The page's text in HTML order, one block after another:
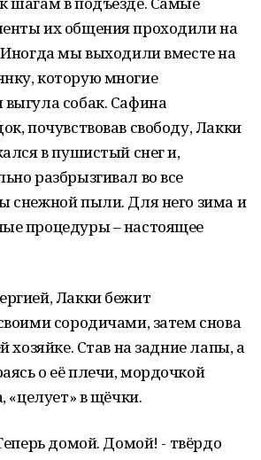
их общения проходили на
Иногда мы выходили вместе на
которую многие
собак. Сафина
почувствовав свободу, Лакки
в пушистый снег и,
разбрызгивал во все
снежной пыли. Для него зима и
процедуры – настоящее
Лакки бежит
сородичами, затем снова
хозяйке. Став на задние лапы, а
о её плечи, мордочкой
«целует» в щёчки.
домой. Домой! - твёрдо